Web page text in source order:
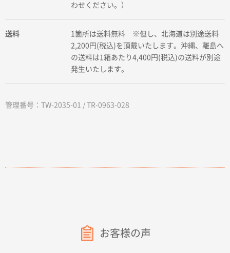
わせください。）
送料
1箇所は送料無料 ※但し、北海道は別途送料
2,200円(税込)を頂戴いたします。沖縄、離島へ
の送料は1箱あたり4,400円(税込)の送料が別途
発生いたします。
管理番号：TW-2035-01 / TR-0963-028
お客様の声